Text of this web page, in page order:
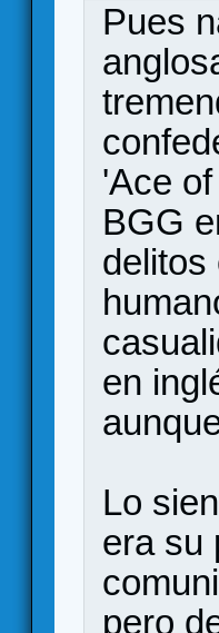
Pues
'Ace
BGG
delitos
en
Lo
era su
pero